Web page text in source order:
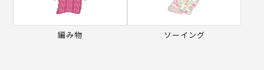
編み物 ソーイング